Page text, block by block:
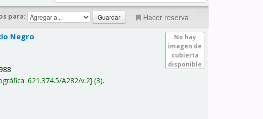
para: Hacer reserva
No hay
imagen de
cubierta
disponible
Negro
621.374.5/A282/v.2 (3).